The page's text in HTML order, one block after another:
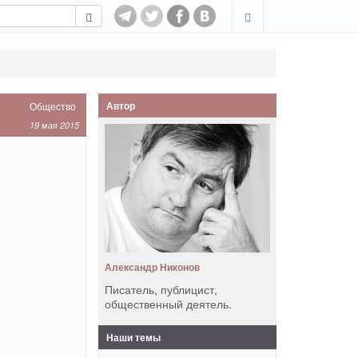
Общество
19 мая 2015
Автор
Александр Никонов
Писатель, публицист,
общественный деятель.
Наши темы